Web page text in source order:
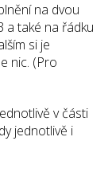
na dvou
a také na řádku
si je
nic. (Pro
v části
jednotlivě i